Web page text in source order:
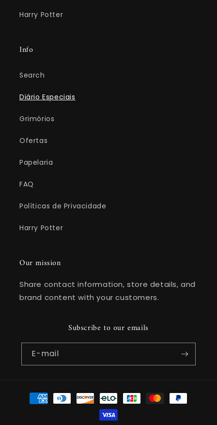
Harry Potter
Info
Search
Diário Especiais
Grimórios
Ofertas
Papelaria
FAQ
Políticas de Privacidade
Harry Potter
Our mission
Share contact information, store details, and
brand content with your customers.
Subscribe to our emails
E-mail
Formas